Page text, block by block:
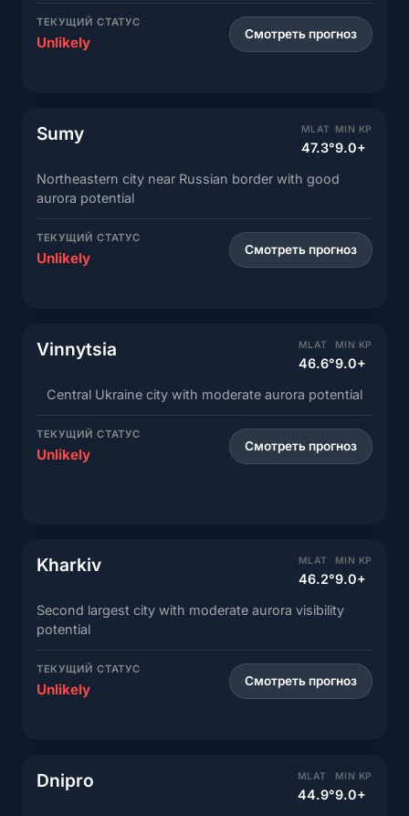
ТЕКУЩИЙ СТАТУС
Unlikely Смотреть прогноз
Sumy MLAT
47.3°
MIN KP
9.0+
Northeastern city near Russian border with good
aurora potential
ТЕКУЩИЙ СТАТУС
Unlikely Смотреть прогноз
Vinnytsia MLAT
46.6°
MIN KP
9.0+
Central Ukraine city with moderate aurora potential
ТЕКУЩИЙ СТАТУС
Unlikely Смотреть прогноз
Kharkiv MLAT
46.2°
MIN KP
9.0+
Second largest city with moderate aurora visibility
potential
ТЕКУЩИЙ СТАТУС
Unlikely Смотреть прогноз
Dnipro MLAT
44.9°
MIN KP
9.0+